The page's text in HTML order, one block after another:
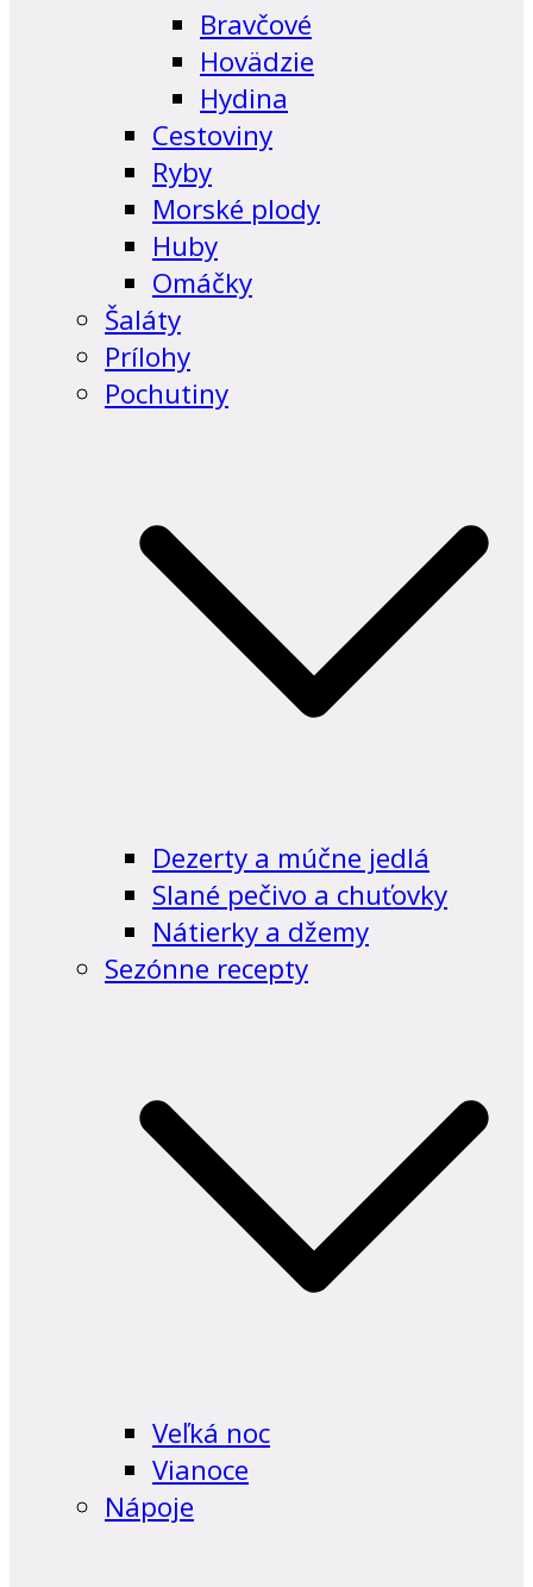
Bravčové
Hovädzie
Hydina
Cestoviny
Ryby
Morské plody
Huby
Omáčky
Šaláty
Prílohy
Pochutiny
Dezerty a múčne jedlá
Slané pečivo a chuťovky
Nátierky a džemy
Sezónne recepty
Veľká noc
Vianoce
Nápoje